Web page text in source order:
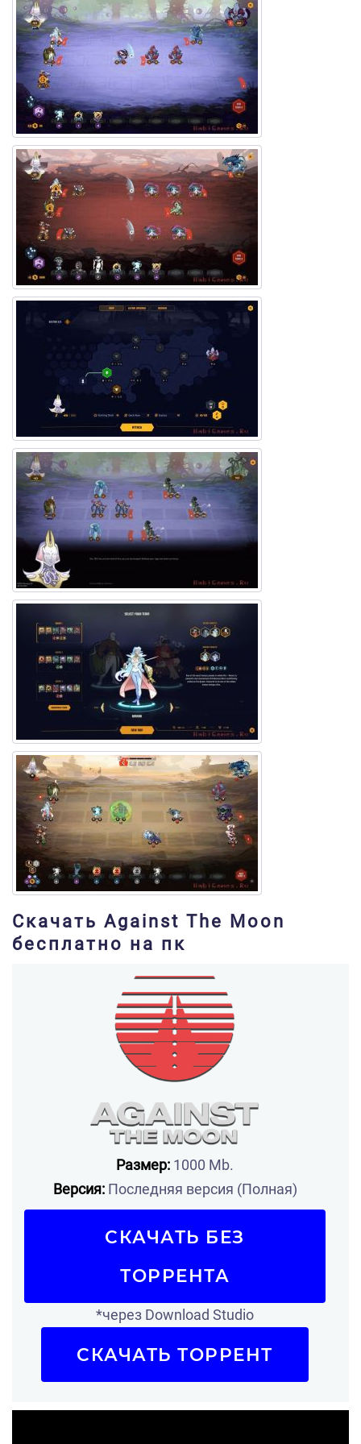
Скачать Against The Moon
бесплатно на пк
Размер: 1000 Mb.
Версия:Последняя версия (Полная)
СКАЧАТЬ БЕЗ
ТОРРЕНТА
*через Download Studio
СКАЧАТЬ ТОРРЕНТ